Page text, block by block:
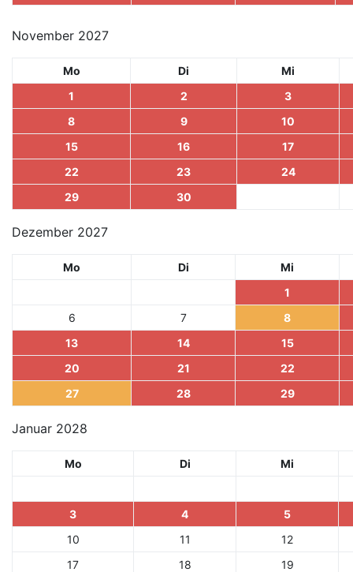
November 2027
Mo Di
Mi
1
2
3
8
9
10
15
16
17
22
23
24
29
30
Dezember 2027
Mo Di
Mi
1
6
7
8
13
14
15
20
21
22
27
28 29
Januar 2028
Mo Di Mi
3 4
5
10
11
12
17
18
19